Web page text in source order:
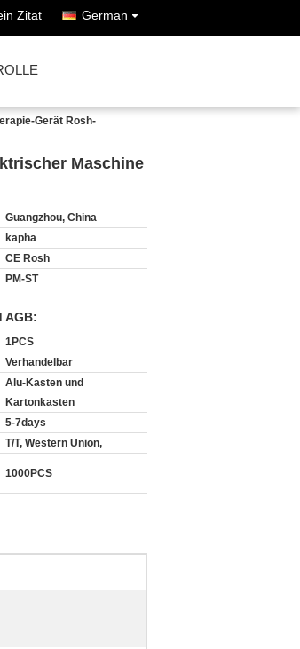
Zitat German
Gerät Rosh-
Maschine
Guangzhou, China
kapha
CE Rosh
PM-ST
AGB:
1PCS
Verhandelbar
Alu-Kasten und
Kartonkasten
5-7days
T/T, Western Union,
1000PCS